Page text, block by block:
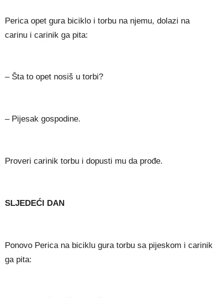
Perica opet gura biciklo i torbu na njemu, dolazi na
carinu i carinik ga pita:
– Šta to opet nosiš u torbi?
– Pijesak gospodine.
Proveri carinik torbu i dopusti mu da prođe.
SLJEDEĆI DAN
Ponovo Perica na biciklu gura torbu sa pijeskom i carinik
ga pita: